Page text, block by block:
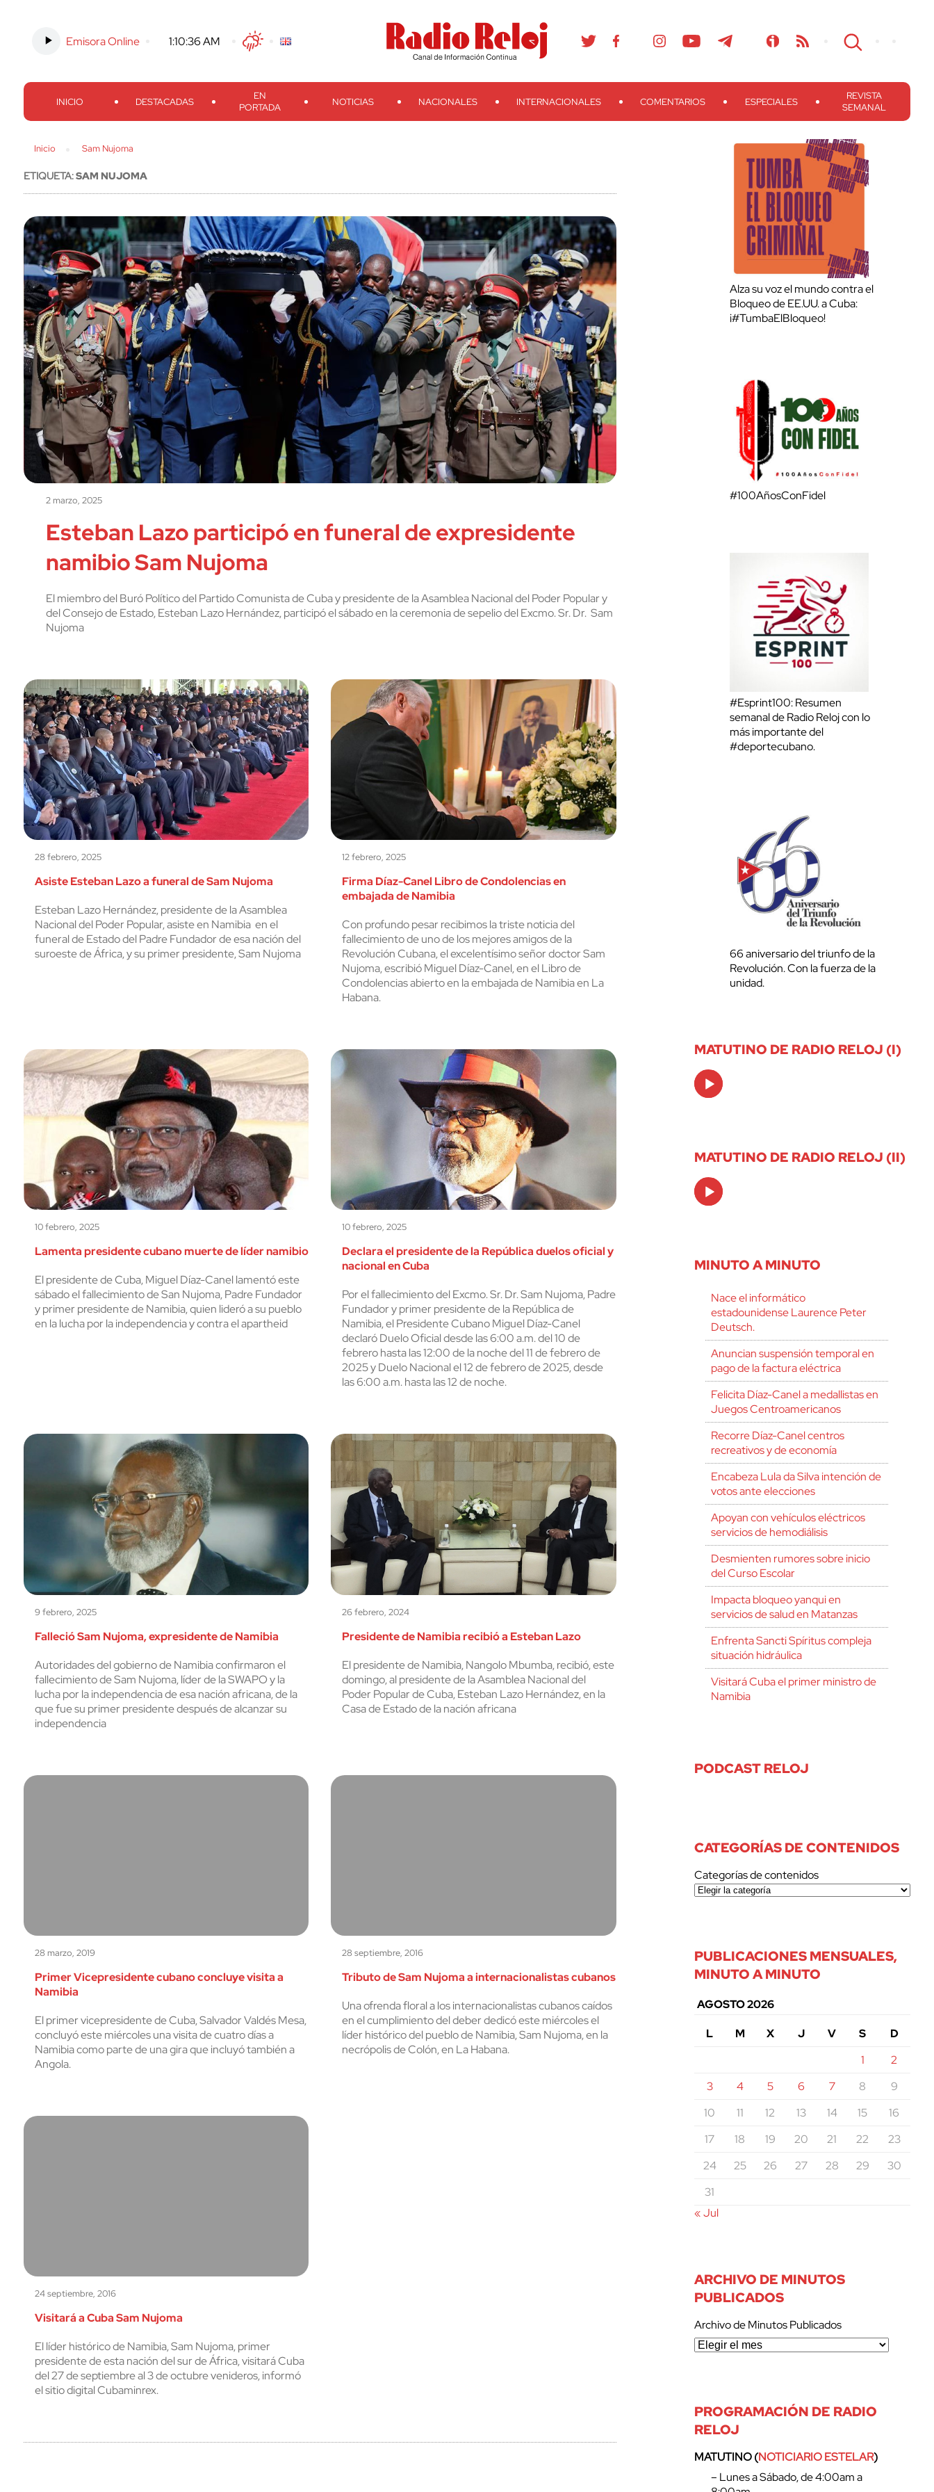
cerrar
Emisora Online 1:10:38 AM TwitterFacebook
Threads
Instagram TelegramTeveo Ivoox RSS Search
INICIO DESTACADAS
EN
PORTADA
NOTICIAS NACIONALES INTERNACIONALES COMENTARIOS ESPECIALES
REVISTA
SEMANAL
Inicio Sam Nujoma
ETIQUETA:SAM NUJOMA
2 marzo, 2025
Esteban Lazo participó en funeral de expresidente
namibio Sam Nujoma
El miembro del Buró Político del Partido Comunista de Cuba y presidente de la Asamblea Nacional del Poder Popular y
del Consejo de Estado, Esteban Lazo Hernández, participó el sábado en la ceremonia de sepelio del Excmo. Sr. Dr. Sam
Nujoma
28 febrero, 2025
Asiste Esteban Lazo a funeral de Sam Nujoma
Esteban Lazo Hernández, presidente de la Asamblea
Nacional del Poder Popular, asiste en Namibia en el
funeral de Estado del Padre Fundador de esa nación del
suroeste de África, y su primer presidente, Sam Nujoma
12 febrero, 2025
Firma Díaz-Canel Libro de Condolencias en
embajada de Namibia
Con profundo pesar recibimos la triste noticia del
fallecimiento de uno de los mejores amigos de la
Revolución Cubana, el excelentísimo señor doctor Sam
Nujoma, escribió Miguel Díaz-Canel, en el Libro de
Condolencias abierto en la embajada de Namibia en La
Habana.
10 febrero, 2025
Lamenta presidente cubano muerte de líder namibio
El presidente de Cuba, Miguel Díaz-Canel lamentó este
sábado el fallecimiento de San Nujoma, Padre Fundador
y primer presidente de Namibia, quien lideró a su pueblo
en la lucha por la independencia y contra el apartheid
10 febrero, 2025
Declara el presidente de la República duelos oficial y
nacional en Cuba
Por el fallecimiento del Excmo. Sr. Dr. Sam Nujoma, Padre
Fundador y primer presidente de la República de
Namibia, el Presidente Cubano Miguel Díaz-Canel
declaró Duelo Oficial desde las 6:00 a.m. del 10 de
febrero hasta las 12:00 de la noche del 11 de febrero de
2025 y Duelo Nacional el 12 de febrero de 2025, desde
las 6:00 a.m. hasta las 12 de noche.
9 febrero, 2025
Falleció Sam Nujoma, expresidente de Namibia
Autoridades del gobierno de Namibia confirmaron el
fallecimiento de Sam Nujoma, líder de la SWAPO y la
lucha por la independencia de esa nación africana, de la
que fue su primer presidente después de alcanzar su
independencia
26 febrero, 2024
Presidente de Namibia recibió a Esteban Lazo
El presidente de Namibia, Nangolo Mbumba, recibió, este
domingo, al presidente de la Asamblea Nacional del
Poder Popular de Cuba, Esteban Lazo Hernández, en la
Casa de Estado de la nación africana
28 marzo, 2019
Primer Vicepresidente cubano concluye visita a
Namibia
El primer vicepresidente de Cuba, Salvador Valdés Mesa,
concluyó este miércoles una visita de cuatro días a
Namibia como parte de una gira que incluyó también a
Angola.
28 septiembre, 2016
Tributo de Sam Nujoma a internacionalistas cubanos
Una ofrenda floral a los internacionalistas cubanos caídos
en el cumplimiento del deber dedicó este miércoles el
líder histórico del pueblo de Namibia, Sam Nujoma, en la
necrópolis de Colón, en La Habana.
24 septiembre, 2016
Visitará a Cuba Sam Nujoma
El líder histórico de Namibia, Sam Nujoma, primer
presidente de esta nación del sur de África, visitará Cuba
del 27 de septiembre al 3 de octubre venideros, informó
el sitio digital Cubaminrex.
Alza su voz el mundo contra el
Bloqueo de EE.UU. a Cuba:
¡#TumbaElBloqueo!
#100AñosConFidel
#Esprint100: Resumen
semanal de Radio Reloj con lo
más importante del
#deportecubano.
66 aniversario del triunfo de la
Revolución. Con la fuerza de la
unidad.
MATUTINO DE RADIO RELOJ (I)
Audio
Player
MATUTINO DE RADIO RELOJ (II)
Audio
Player
MINUTO A MINUTO
Nace el informático
estadounidense Laurence Peter
Deutsch.
Anuncian suspensión temporal en
pago de la factura eléctrica
Felicita Díaz-Canel a medallistas en
Juegos Centroamericanos
Recorre Díaz-Canel centros
recreativos y de economía
Encabeza Lula da Silva intención de
votos ante elecciones
Apoyan con vehículos eléctricos
servicios de hemodiálisis
Desmienten rumores sobre inicio
del Curso Escolar
Impacta bloqueo yanqui en
servicios de salud en Matanzas
Enfrenta Sancti Spíritus compleja
situación hidráulica
Visitará Cuba el primer ministro de
Namibia
PODCAST RELOJ
CATEGORÍAS DE CONTENIDOS
Categorías de contenidos
PUBLICACIONES MENSUALES,
MINUTO A MINUTO
AGOSTO 2026
L
M X J V S
D
1
2
3
4 5 6 7 8
9
10
11 12 13 14 15
16
17
18 19 20 21 22
23
24
25 26 27 28 29
30
31
« Jul
ARCHIVO DE MINUTOS
PUBLICADOS
Archivo de Minutos Publicados
PROGRAMACIÓN DE RADIO
RELOJ
MATUTINO (NOTICIARIO ESTELAR)
– Lunes a Sábado, de 4:00am a